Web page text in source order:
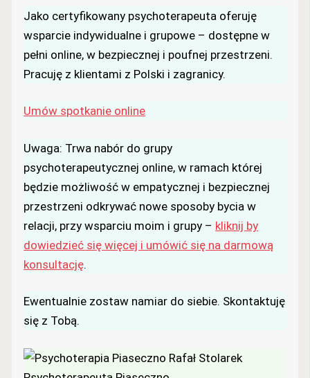
Jako certyfikowany psychoterapeuta oferuję
wsparcie indywidualne i grupowe – dostępne w
pełni online, w bezpiecznej i poufnej przestrzeni.
Pracuję z klientami z Polski i zagranicy.
Umów spotkanie online
Uwaga: Trwa nabór do grupy
psychoterapeutycznej online, w ramach której
będzie możliwość w empatycznej i bezpiecznej
przestrzeni odkrywać nowe sposoby bycia w
relacji, przy wsparciu moim i grupy – kliknij by
dowiedzieć się więcej i umówić się na darmową
konsultację.
Ewentualnie zostaw namiar do siebie. Skontaktuję
się z Tobą.